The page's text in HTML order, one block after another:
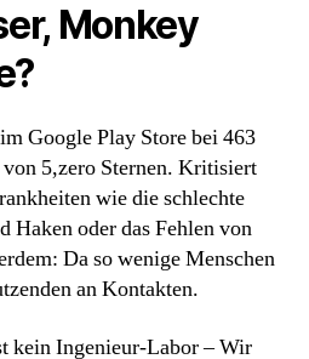
Monkey
Google Play Store bei 463
5,zero Sternen. Kritisiert
wie die schlechte
Haken oder das Fehlen von
Da so wenige Menschen
an Kontakten.
kein Ingenieur-Labor – Wir